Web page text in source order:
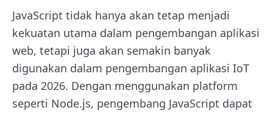
JavaScript tidak hanya akan tetap menjadi
kekuatan utama dalam pengembangan aplikasi
web, tetapi juga akan semakin banyak
digunakan dalam pengembangan aplikasi IoT
pada 2026. Dengan menggunakan platform
seperti Node.js, pengembang JavaScript dapat